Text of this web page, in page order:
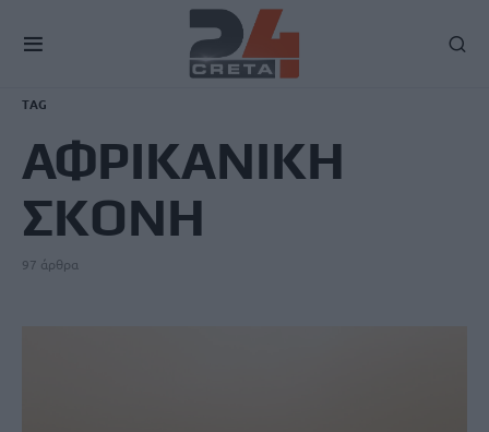
TAG
ΑΦΡΙΚΑΝΙΚΗ
ΣΚΟΝΗ
97 άρθρα